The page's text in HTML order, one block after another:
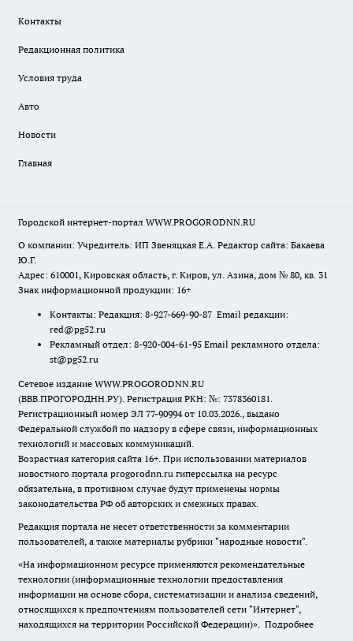
Контакты
Редакционная политика
Условия труда
Авто
Новости
Главная
Городской интернет-портал WWW.PROGORODNN.RU
О компании: Учредитель: ИП Звеняцкая Е.А. Редактор сайта: Бакаева
Ю.Г.
Адрес: 610001, Кировская область, г. Киров, ул. Азина, дом № 80, кв. 31
Знак информационной продукции: 16+
Контакты: Редакция: 8-927-669-90-87 Email редакции:
red@pg52.ru
Рекламный отдел: 8-920-004-61-95 Email рекламного отдела:
st@pg52.ru
Сетевое издание WWW.PROGORODNN.RU
(ВВВ.ПРОГОРОДНН.РУ). Регистрация РКН: №: 7378360181.
Регистрационный номер ЭЛ 77-90994 от 10.03.2026., выдано
Федеральной службой по надзору в сфере связи, информационных
технологий и массовых коммуникаций.
Возрастная категория сайта 16+. При использовании материалов
новостного портала progorodnn.ru гиперссылка на ресурс
обязательна, в противном случае будут применены нормы
законодательства РФ об авторских и смежных правах.
Редакция портала не несет ответственности за комментарии
пользователей, а также материалы рубрики "народные новости".
«На информационном ресурсе применяются рекомендательные
технологии (информационные технологии предоставления
информации на основе сбора, систематизации и анализа сведений,
относящихся к предпочтениям пользователей сети "Интернет",
находящихся на территории Российской Федерации)». Подробнее